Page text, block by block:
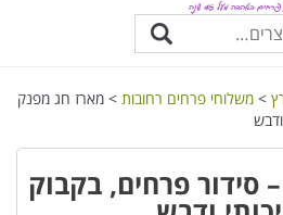
> משלוחי פרחים רחובות > מארז חג מפנק
סידור פרחים, בקבוק